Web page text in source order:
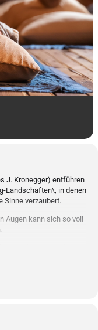
J. Kronegger) entführen
Landschaften\, in denen
Sinne verzaubert.
Augen kann sich so voll
des Alltags Oasen der